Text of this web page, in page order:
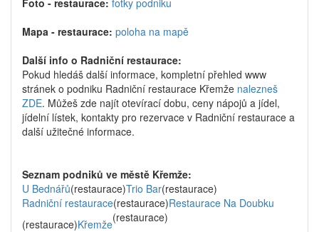
Foto - restaurace: fotky podniku
Mapa - restaurace: poloha na mapě
Další info o Radniční restaurace:
Pokud hledáš další informace, kompletní přehled www
stránek o podniku Radniční restaurace Křemže nalezneš
ZDE. Můžeš zde najít otevírací dobu, ceny nápojů a jídel,
jídelní lístek, kontakty pro rezervace v Radniční restaurace a
další užitečné informace.
Seznam podniků ve městě Křemže:
U Bednářů(restaurace)Trio Bar(restaurace)
Radniční restaurace(restaurace)Restaurace Na Doubku
(restaurace)Křemže(restaurace)